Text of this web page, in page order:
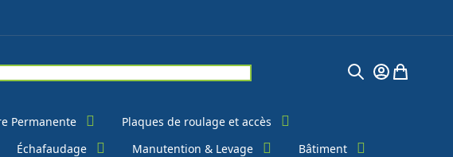
Chercher
Mon Compte
Mon
Permanente
Plaques de roulage et accès
Échafaudage Manutention & Levage
Bâtiment